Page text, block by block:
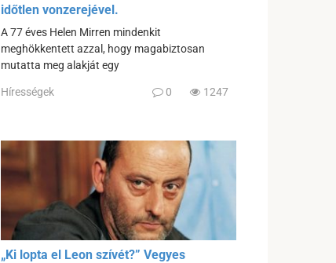
időtlen vonzerejével.
A 77 éves Helen Mirren mindenkit
meghökkentett azzal, hogy magabiztosan
mutatta meg alakját egy
Hírességek 0 1247
„Ki lopta el Leon szívét?” Vegyes